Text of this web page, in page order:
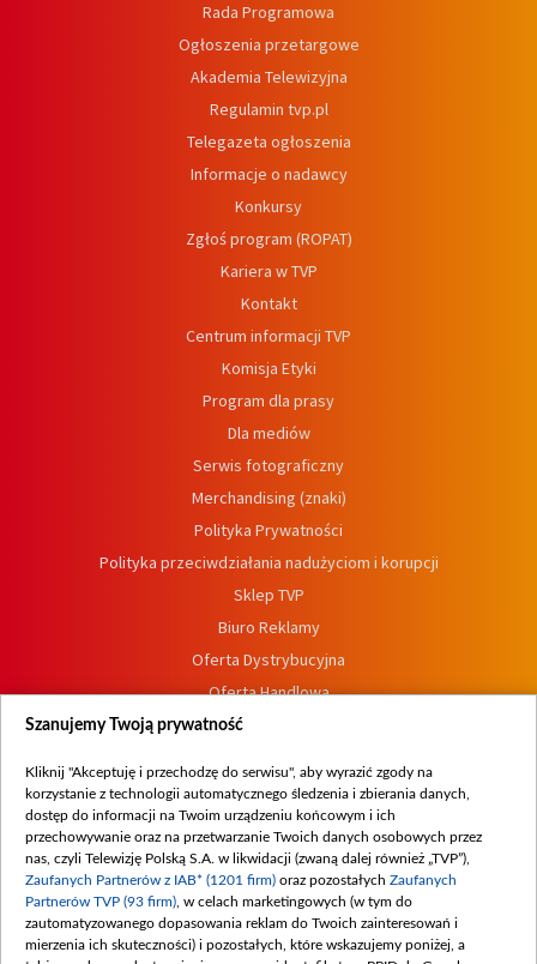
Rada Programowa
Ogłoszenia przetargowe
Akademia Telewizyjna
Regulamin tvp.pl
Telegazeta ogłoszenia
Informacje o nadawcy
Konkursy
Zgłoś program (ROPAT)
Kariera w TVP
Kontakt
Centrum informacji TVP
Komisja Etyki
Program dla prasy
Dla mediów
Serwis fotograficzny
Merchandising (znaki)
Polityka Prywatności
Polityka przeciwdziałania nadużyciom i korupcji
Sklep TVP
Biuro Reklamy
Oferta Dystrybucyjna
Oferta Handlowa
Dostępność
Procedura zgłoszeń wewnętrznych
Szanujemy Twoją prywatność
Kliknij "Akceptuję i przechodzę do serwisu", aby wyrazić zgody na
korzystanie z technologii automatycznego śledzenia i zbierania danych,
dostęp do informacji na Twoim urządzeniu końcowym i ich
przechowywanie oraz na przetwarzanie Twoich danych osobowych przez
nas, czyli Telewizję Polską S.A. w likwidacji (zwaną dalej również „TVP”),
Zaufanych Partnerów z IAB* (1201 firm) oraz pozostałych Zaufanych
Partnerów TVP (93 firm) , w celach marketingowych (w tym do
zautomatyzowanego dopasowania reklam do Twoich zainteresowań i
mierzenia ich skuteczności) i pozostałych, które wskazujemy poniżej, a